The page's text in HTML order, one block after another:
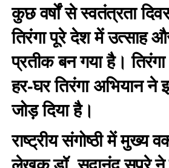
कुछ वर्षों से स्वतंत्रता
तिरंगा पूरे देश में उत्साह
प्रतीक बन गया है।
हर-घर तिरंगा अभियान
जोड़ दिया है।
राष्ट्रीय संगोष्ठी में मुख्य